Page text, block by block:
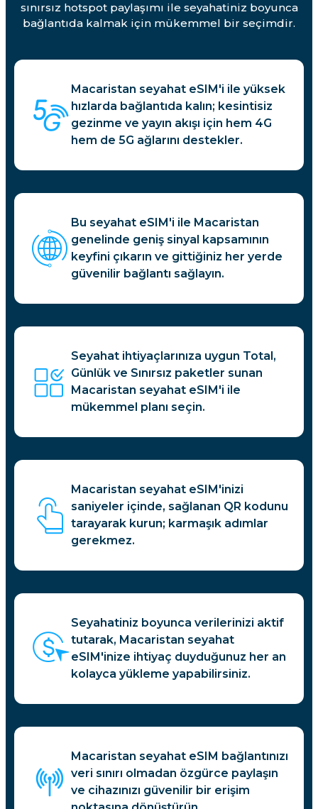
sınırsız hotspot paylaşımı ile seyahatiniz boyunca
bağlantıda kalmak için mükemmel bir seçimdir.
Macaristan seyahat eSIM'i ile yüksek
hızlarda bağlantıda kalın; kesintisiz
gezinme ve yayın akışı için hem 4G
hem de 5G ağlarını destekler.
Bu seyahat eSIM'i ile Macaristan
genelinde geniş sinyal kapsamının
keyfini çıkarın ve gittiğiniz her yerde
güvenilir bağlantı sağlayın.
Seyahat ihtiyaçlarınıza uygun Total,
Günlük ve Sınırsız paketler sunan
Macaristan seyahat eSIM'i ile
mükemmel planı seçin.
Macaristan seyahat eSIM'inizi
saniyeler içinde, sağlanan QR kodunu
tarayarak kurun; karmaşık adımlar
gerekmez.
Seyahatiniz boyunca verilerinizi aktif
tutarak, Macaristan seyahat
eSIM'inize ihtiyaç duyduğunuz her an
kolayca yükleme yapabilirsiniz.
Macaristan seyahat eSIM bağlantınızı
veri sınırı olmadan özgürce paylaşın
ve cihazınızı güvenilir bir erişim